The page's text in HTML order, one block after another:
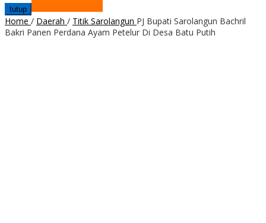
tutup
Home / Daerah / Titik Sarolangun PJ Bupati Sarolangun Bachril
Bakri Panen Perdana Ayam Petelur Di Desa Batu Putih